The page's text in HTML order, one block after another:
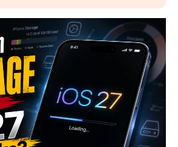
échoue ou que votre iPhone se
ReiBoot
fréquentes